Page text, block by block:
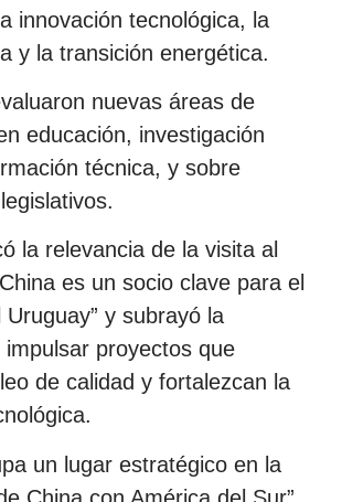
innovación tecnológica, la
y la transición energética.
nuevas áreas de
educación, investigación
técnica, y sobre
la relevancia de la visita al
es un socio clave para el
y subrayó la
impulsar proyectos que
de calidad y fortalezcan la
un lugar estratégico en la